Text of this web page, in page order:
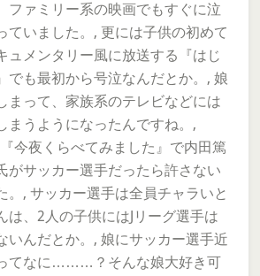
ファミリー系の映画でもすぐに泣
ていました。, 更には子供の初めて
ュメンタリー風に放送する『はじ
でも最初から号泣なんだとか。, 娘
まって、家族系のテレビなどには
まうようになったんですね。,
今夜くらべてみました』で内田篤
がサッカー選手だったら許さない
。, サッカー選手は全員チャラいと
は、2人の子供にはJリーグ選手は
いんだとか。, 娘にサッカー選手近
てなに………？そんな娘大好き可